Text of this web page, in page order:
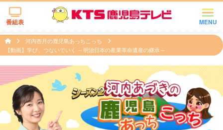
MENU
番組表
河内杏月の鹿児島あっちこっち
【動画】学び、つないでいく ～明治日本の産業革命遺産の継承～